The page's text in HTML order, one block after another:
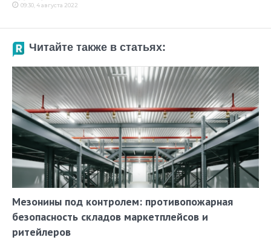
09:30, 4 августа 2022
Читайте также в статьях:
Мезонины под контролем: противопожарная
безопасность складов маркетплейсов и
ритейлеров